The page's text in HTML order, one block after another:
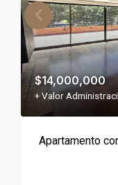
$14,000,000
+ Valor
Apartamento